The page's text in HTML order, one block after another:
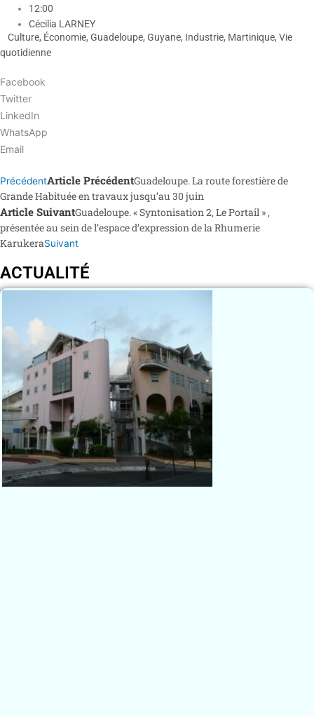
12:00
Cécilia LARNEY
Culture, Économie, Guadeloupe, Guyane, Industrie, Martinique, Vie
quotidienne
Facebook
Twitter
LinkedIn
WhatsApp
Email
PrécédentArticle PrécédentGuadeloupe. La route forestière de
Grande Habituée en travaux jusqu’au 30 juin
Article SuivantGuadeloupe. « Syntonisation 2, Le Portail » ,
présentée au sein de l’espace d’expression de la Rhumerie
KarukeraSuivant
ACTUALITÉ